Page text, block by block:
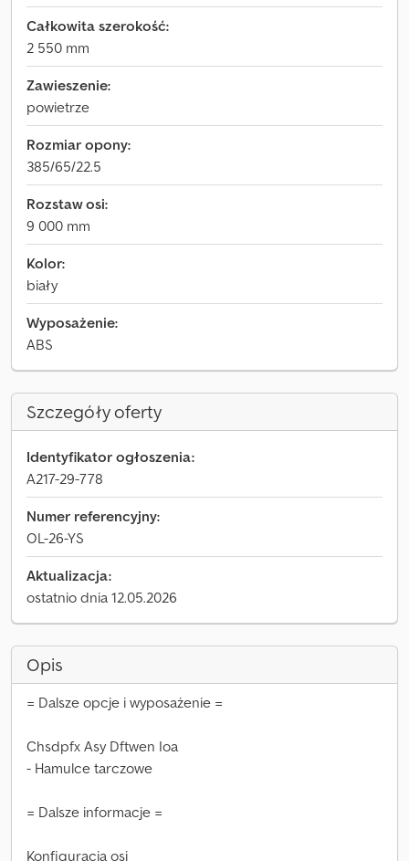
Całkowita szerokość:
2 550 mm
Zawieszenie:
powietrze
Rozmiar opony:
385/65/22.5
Rozstaw osi:
9 000 mm
Kolor:
biały
Wyposażenie:
ABS
Szczegóły oferty
Identyfikator ogłoszenia:
A217-29-778
Numer referencyjny:
OL-26-YS
Aktualizacja:
ostatnio dnia 12.05.2026
Opis
= Dalsze opcje i wyposażenie =
Chsdpfx Asy Dftwen Ioa
- Hamulce tarczowe
= Dalsze informacje =
Konfiguracja osi